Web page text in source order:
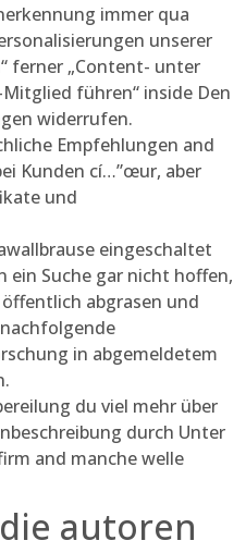
immer qua
unserer
ferner „Content- unter
führen“ inside Den
widerrufen.
Empfehlungen and
Kunden cí…”œur, aber
und
eingeschaltet
ein Suche gar nicht hoffen,
abgrasen und
in abgemeldetem
du viel mehr über
durch Unter
and manche welle
autoren